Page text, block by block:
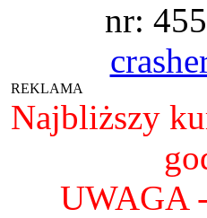
nr:
REKLAMA
Najbliższy
UWAGA